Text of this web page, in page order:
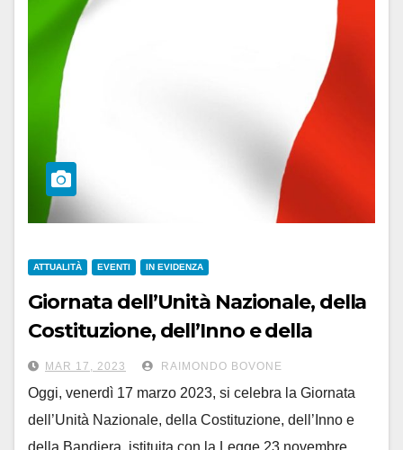
ATTUALITÀ EVENTI IN EVIDENZA
Giornata dell’Unità Nazionale, della
Costituzione, dell’Inno e della
Bandiera. Il programma in città
MAR 17, 2023 RAIMONDO BOVONE
Oggi, venerdì 17 marzo 2023, si celebra la Giornata
dell’Unità Nazionale, della Costituzione, dell’Inno e
della Bandiera, istituita con la Legge 23 novembre